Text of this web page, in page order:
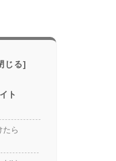
ト
たら